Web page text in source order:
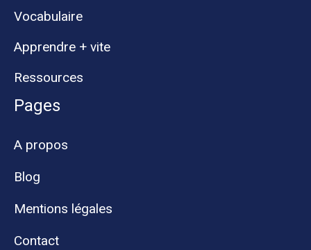
Vocabulaire
Apprendre + vite
Ressources
Pages
A propos
Blog
Mentions légales
Contact